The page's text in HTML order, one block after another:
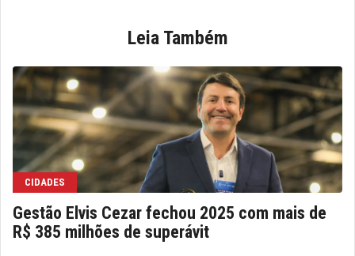
Leia Também
CIDADES
Gestão Elvis Cezar fechou 2025 com mais de
R$ 385 milhões de superávit